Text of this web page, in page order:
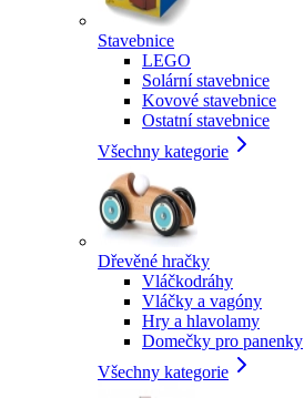
Stavebnice
LEGO
Solární stavebnice
Kovové stavebnice
Ostatní stavebnice
Všechny kategorie
Dřevěné hračky
Vláčkodráhy
Vláčky a vagóny
Hry a hlavolamy
Domečky pro panenky
Všechny kategorie